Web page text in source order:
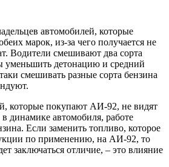
автомобилей, которые
марок, из-за чего получается не
Водители смешивают два сорта
уменьшить детонацию и средний
смешивать разные сорта бензина
которые покупают АИ-92, не видят
динамике автомобиля, работе
Если заменить топливо, которое
по применению, на АИ-92, то
заключаться отличие, – это влияние